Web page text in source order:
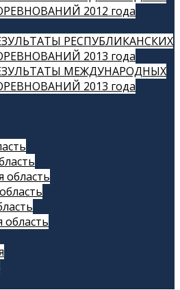
2012 года
РЕСПУБЛИКАНСКИХ
2013 года
МЕЖДУНАРОДНЫХ
2013 года
область
область